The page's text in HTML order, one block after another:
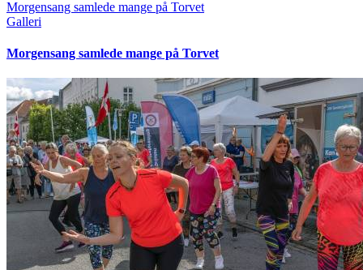
Morgensang samlede mange på Torvet
Galleri
Morgensang samlede mange på Torvet